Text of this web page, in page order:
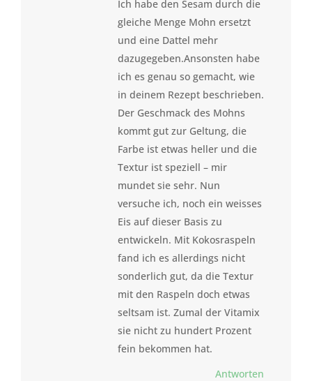
Ich habe den Sesam durch die
gleiche Menge Mohn ersetzt
und eine Dattel mehr
dazugegeben.Ansonsten habe
ich es genau so gemacht, wie
in deinem Rezept beschrieben.
Der Geschmack des Mohns
kommt gut zur Geltung, die
Farbe ist etwas heller und die
Textur ist speziell – mir
mundet sie sehr. Nun
versuche ich, noch ein weisses
Eis auf dieser Basis zu
entwickeln. Mit Kokosraspeln
fand ich es allerdings nicht
sonderlich gut, da die Textur
mit den Raspeln doch etwas
seltsam ist. Zumal der Vitamix
sie nicht zu hundert Prozent
fein bekommen hat.
Antworten